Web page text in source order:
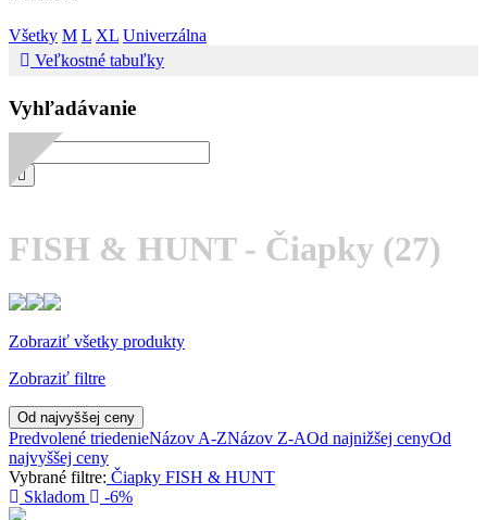
Všetky M L XL Univerzálna
Veľkostné tabuľky
Vyhľadávanie
FISH & HUNT - Čiapky (27)
Zobraziť všetky produkty
Zobraziť filtre
Od najvyššej ceny
Predvolené triedenieNázov A-ZNázov Z-AOd najnižšej cenyOd
najvyššej ceny
Vybrané filtre: Čiapky FISH & HUNT
Skladom
-6%